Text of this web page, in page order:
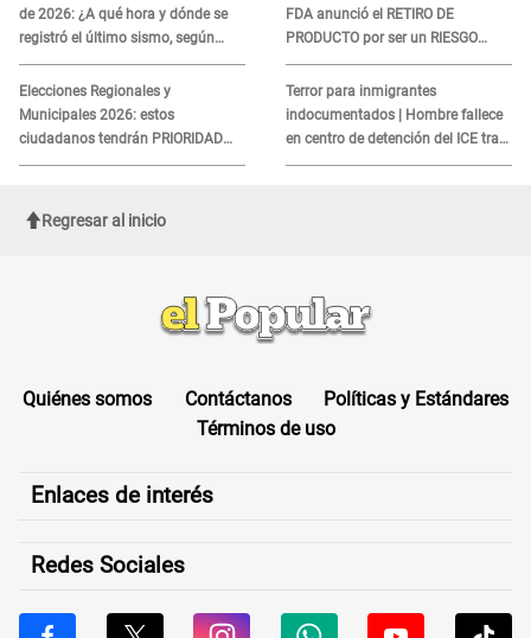
de 2026: ¿A qué hora y dónde se
registró el último sismo, según
IGP?
Elecciones Regionales y
Municipales 2026: estos
ciudadanos tendrán PRIORIDAD
para votar el 4 de octubre
FDA anunció el RETIRO DE
PRODUCTO por ser un RIESGO
MORTAL para consumidores: ¿Cuál
es?
Terror para inmigrantes
indocumentados | Hombre fallece
en centro de detención del ICE tras
sufrir una "emergencia médica"
Regresar al inicio
Quiénes somos Contáctanos
Políticas y Estándares
Términos de uso
Enlaces de interés
Redes Sociales